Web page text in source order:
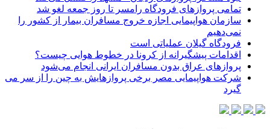
تمامی پروازهای فرودگاه رامسر تا روز جمعه لغو شد
سازمان هواپیمایی اجازه خروج مسافران بیمار از کشور را
نمی‌دهیم
فرودگاه گیلان عملیاتی است
اقدامات پیشگیرانه از کرونا در خطوط هوایی چیست؟
پروازهای عراق بدون مسافران ایرانی انجام می‌شود
شرکت هواپیمایی مصر برخی پروازهایش به چین را از سر می
گیرد